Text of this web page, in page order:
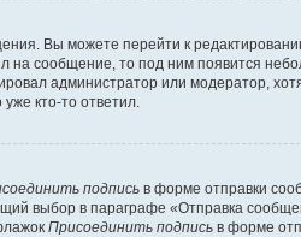
Вы можете перейти к
на сообщение, то под ним появится
администратор или модератор,
кто-то ответил.
подпись в форме отправки
выбор в параграфе «Отправка
Присоединить подпись в форме